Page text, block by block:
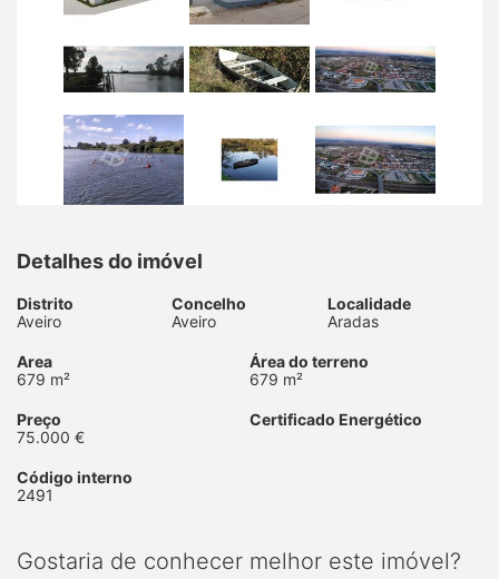
Detalhes do imóvel
Distrito
Aveiro
Concelho
Aveiro
Localidade
Aradas
Area
679 m²
Área do terreno
679 m²
Preço
75.000 €
Certificado Energético
Código interno
2491
Gostaria de conhecer melhor este imóvel?